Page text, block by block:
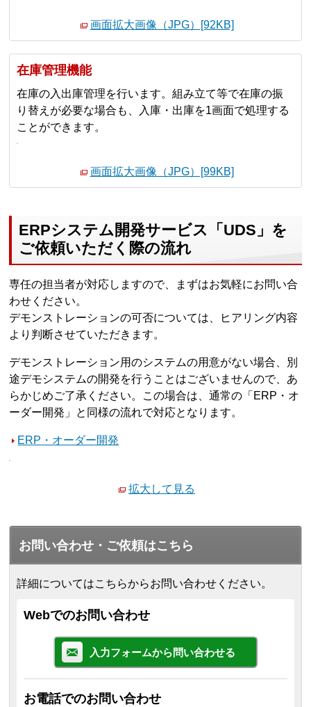
画面拡大画像（JPG）[92KB]
在庫管理機能
在庫の入出庫管理を行います。組み立て等で在庫の振
り替えが必要な場合も、入庫・出庫を1画面で処理する
ことができます。
画面拡大画像（JPG）[99KB]
ERPシステム開発サービス「UDS」を
ご依頼いただく際の流れ
専任の担当者が対応しますので、まずはお気軽にお問い合
わせください。
デモンストレーションの可否については、ヒアリング内容
より判断させていただきます。
デモンストレーション用のシステムの用意がない場合、別
途デモシステムの開発を行うことはございませんので、あ
らかじめご了承ください。この場合は、通常の「ERP・オ
ーダー開発」と同様の流れで対応となります。
ERP・オーダー開発
拡大して見る
お問い合わせ・ご依頼はこちら
詳細についてはこちらからお問い合わせください。
Webでのお問い合わせ
入力フォームから問い合わせる
お電話でのお問い合わせ